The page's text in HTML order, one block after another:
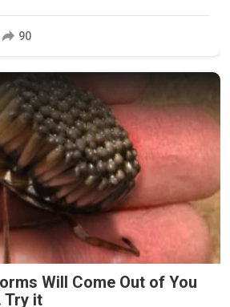
90
Will Come Out of You
Try it